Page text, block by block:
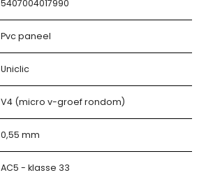
5407004017990
Pvc paneel
Uniclic
V4 (micro v-groef rondom)
0,55 mm
AC5 - klasse 33